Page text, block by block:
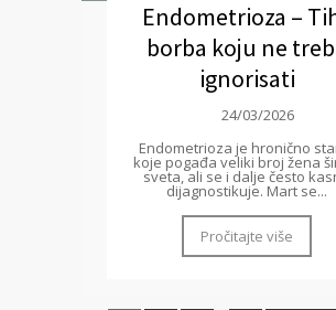
Endometrioza –
borba koju ne
ignorisati
24/03/2026
Endometrioza je hronično
koje pogađa veliki broj žena
sveta, ali se i dalje često
dijagnostikuje. Mart se...
Pročitajte više